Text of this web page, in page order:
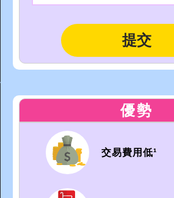
優勢
交易費用低¹